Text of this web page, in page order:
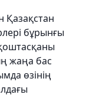
Қазақстан
бұрынғы
жаңа бас
өзінің